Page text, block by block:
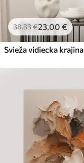
38.33€23.00 €